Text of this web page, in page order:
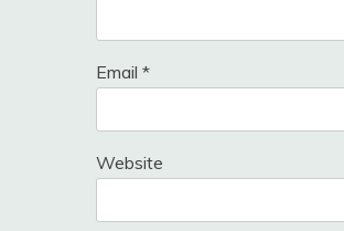
Email *
Website